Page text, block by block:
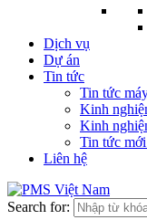
Dịch vụ
Dự án
Tin tức
Tin tức
Kinh
Kinh
Tin tức
Liên hệ
Search for: